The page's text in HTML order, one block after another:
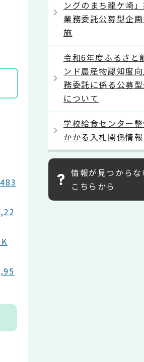
ングのまち龍ケ崎
業務委託公募型企
施
令和6年度ふるさと
ンド農産物認知度
務委託に係る公募
について
学校給食センター
かかる入札関係情報
情報が見つからな
こちらから